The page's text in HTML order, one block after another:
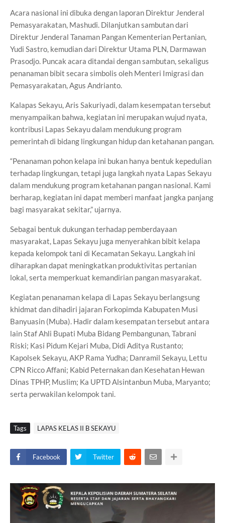
Acara nasional ini dibuka dengan laporan Direktur Jenderal
Pemasyarakatan, Mashudi. Dilanjutkan sambutan dari
Direktur Jenderal Tanaman Pangan Kementerian Pertanian,
Yudi Sastro, kemudian dari Direktur Utama PLN, Darmawan
Prasodjo. Puncak acara ditandai dengan sambutan, sekaligus
penanaman bibit secara simbolis oleh Menteri Imigrasi dan
Pemasyarakatan, Agus Andrianto.
Kalapas Sekayu, Aris Sakuriyadi, dalam kesempatan tersebut
menyampaikan bahwa, kegiatan ini merupakan wujud nyata,
kontribusi Lapas Sekayu dalam mendukung program
pemerintah di bidang lingkungan hidup dan ketahanan pangan.
“Penanaman pohon kelapa ini bukan hanya bentuk kepedulian
terhadap lingkungan, tetapi juga langkah nyata Lapas Sekayu
dalam mendukung program ketahanan pangan nasional. Kami
berharap, kegiatan ini dapat memberi manfaat jangka panjang
bagi masyarakat sekitar,” ujarnya.
Sebagai bentuk dukungan terhadap pemberdayaan
masyarakat, Lapas Sekayu juga menyerahkan bibit kelapa
kepada kelompok tani di Kecamatan Sekayu. Langkah ini
diharapkan dapat meningkatkan produktivitas pertanian
lokal, serta memperkuat kemandirian pangan masyarakat.
Kegiatan penanaman kelapa di Lapas Sekayu berlangsung
khidmat dan dihadiri jajaran Forkopimda Kabupaten Musi
Banyuasin (Muba). Hadir dalam kesempatan tersebut antara
lain Staf Ahli Bupati Muba Bidang Pembangunan, Tabrani
Riski; Kasi Pidum Kejari Muba, Didi Aditya Rustanto;
Kapolsek Sekayu, AKP Rama Yudha; Danramil Sekayu, Lettu
CPN Ricco Affani; Kabid Peternakan dan Kesehatan Hewan
Dinas TPHP, Muslim; Ka UPTD Alsintanbun Muba, Maryanto;
serta perwakilan kelompok tani.
Tags LAPAS KELAS II B SEKAYU
Facebook Twitter